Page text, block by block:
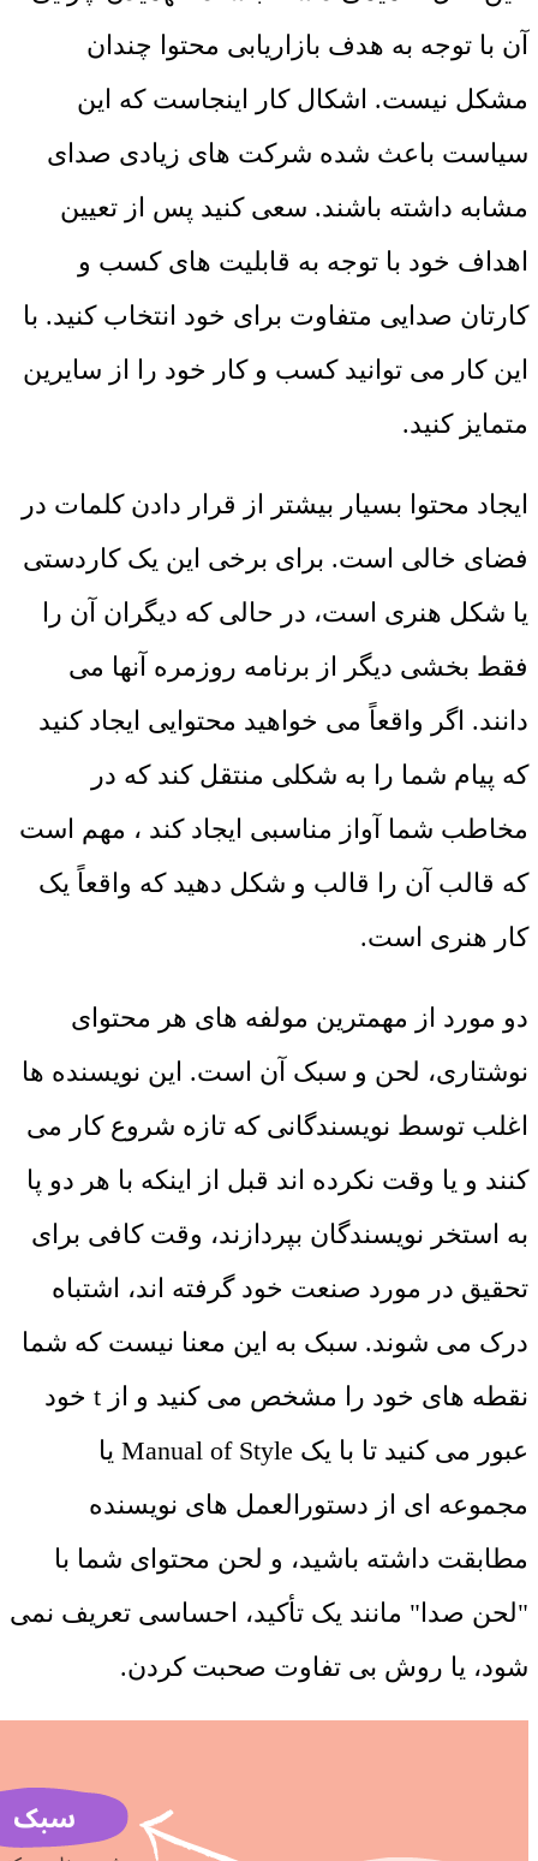
آن با توجه به هدف بازاریابی محتوا چندان
مشکل نیست. اشکال کار اینجاست که این
سیاست باعث شده شرکت های زیادی صدای
مشابه داشته باشند. سعی کنید پس از تعیین
اهداف خود با توجه به قابلیت های کسب و
کارتان صدایی متفاوت برای خود انتخاب کنید. با
این کار می توانید کسب و کار خود را از سایرین
متمایز کنید.
ایجاد محتوا بسیار بیشتر از قرار دادن کلمات در
فضای خالی است. برای برخی این یک کاردستی
یا شکل هنری است، در حالی که دیگران آن را
فقط بخشی دیگر از برنامه روزمره آنها می
دانند. اگر واقعاً می خواهید محتوایی ایجاد کنید
که پیام شما را به شکلی منتقل کند که در
مخاطب شما آواز مناسبی ایجاد کند ، مهم است
که قالب آن را قالب و شکل دهید که واقعاً یک
کار هنری است.
دو مورد از مهمترین مولفه های هر محتوای
نوشتاری، لحن و سبک آن است. این نویسنده ها
اغلب توسط نویسندگانی که تازه شروع کار می
کنند و یا وقت نکرده اند قبل از اینکه با هر دو پا
به استخر نویسندگان بپردازند، وقت کافی برای
تحقیق در مورد صنعت خود گرفته اند، اشتباه
درک می شوند. سبک به این معنا نیست که شما
نقطه های خود را مشخص می کنید و از t خود
عبور می کنید تا با یک Manual of Style یا
مجموعه ای از دستورالعمل های نویسنده
مطابقت داشته باشید، و لحن محتوای شما با
"لحن صدا" مانند یک تأکید، احساسی تعریف نمی
شود، یا روش بی تفاوت صحبت کردن.